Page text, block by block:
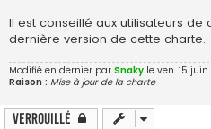
Il est conseillé aux utilisateurs
dernière version de cette charte.
Modifié en dernier par Snaky le ven. 15 juin
Raison : Mise à jour de la charte
Verrouillé